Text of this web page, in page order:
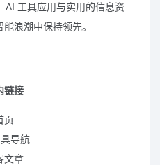
AI 工具应用与实用的信息资
浪潮中保持领先。
链接
页
导航
文章